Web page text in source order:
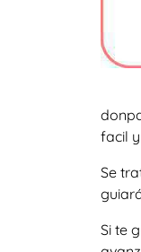
facil
Se
Si te